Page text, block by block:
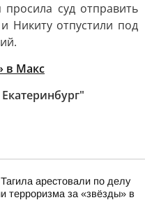
суд отправить
отпустили под
в Mакс
арестовали по делу
терроризма за «звёзды» в